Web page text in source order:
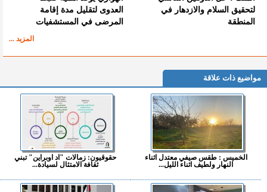
لتحقيق السلام والازدهار في
المنطقة
العدوى لتقليل مدة إقامة
المرضى في المستشفيات
المزيد ...
مواضيع ذات علاقة
الخميس : طقس صيفي معتدل اثناء
النهار ولطيف اثناء الليل...
حقوقيون: زمالات "اد اوبراين" تبني
ثقافة الامتثال لسيادة...